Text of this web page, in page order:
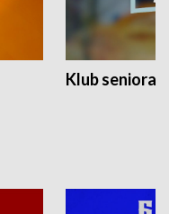
Klub seniora